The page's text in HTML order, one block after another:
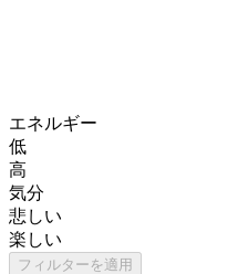
エネルギー
低
高
気分
悲しい
楽しい
フィルターを適用